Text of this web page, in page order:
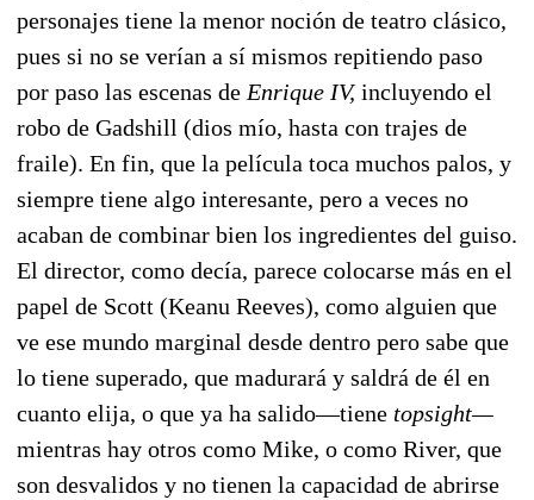
personajes tiene la menor noción de teatro clásico,
pues si no se verían a sí mismos repitiendo paso
por paso las escenas de Enrique IV, incluyendo el
robo de Gadshill (dios mío, hasta con trajes de
fraile). En fin, que la película toca muchos palos, y
siempre tiene algo interesante, pero a veces no
acaban de combinar bien los ingredientes del guiso.
El director, como decía, parece colocarse más en el
papel de Scott (Keanu Reeves), como alguien que
ve ese mundo marginal desde dentro pero sabe que
lo tiene superado, que madurará y saldrá de él en
cuanto elija, o que ya ha salido—tiene topsight—
mientras hay otros como Mike, o como River, que
son desvalidos y no tienen la capacidad de abrirse